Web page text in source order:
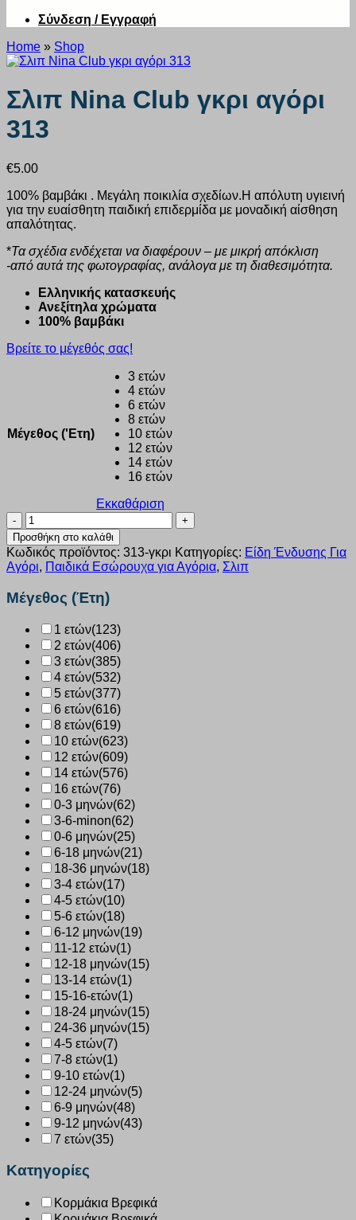
Σύνδεση / Εγγραφή
Home » Shop
Σλιπ Nina Club γκρι αγόρι
313
€5.00
100% βαμβάκι . Μεγάλη ποικιλία σχεδίων.Η απόλυτη υγιεινή
για την ευαίσθητη παιδική επιδερμίδα με μοναδική αίσθηση
απαλότητας.
*Τα σχέδια ενδέχεται να διαφέρουν – με μικρή απόκλιση
-από αυτά της φωτογραφίας, ανάλογα με τη διαθεσιμότητα.
Eλληνικής κατασκευής
Ανεξίτηλα χρώματα
100% βαμβάκι
Βρείτε το μέγεθός σας!
Μέγεθος ('Ετη)
3 ετών
4 ετών
6 ετών
8 ετών
10 ετών
12 ετών
14 ετών
16 ετών
Εκκαθάριση
Σλιπ
Nina
Club
γκρι
αγόρι
313
ποσότητα
Προσθήκη στο καλάθι
Κωδικός προϊόντος: 313-γκρι Κατηγορίες: Είδη Ένδυσης Για
Αγόρι, Παιδικά Εσώρουχα για Αγόρια, Σλιπ
Μέγεθος (Έτη)
1 ετών(123)
2 ετών(406)
3 ετών(385)
4 ετών(532)
5 ετών(377)
6 ετών(616)
8 ετών(619)
10 ετών(623)
12 ετών(609)
14 ετών(576)
16 ετών(76)
0-3 μηνών(62)
3-6-minon(62)
0-6 μηνών(25)
6-18 μηνών(21)
18-36 μηνών(18)
3-4 ετών(17)
4-5 ετών(10)
5-6 ετών(18)
6-12 μηνών(19)
11-12 ετών(1)
12-18 μηνών(15)
13-14 ετών(1)
15-16-ετών(1)
18-24 μηνών(15)
24-36 μηνών(15)
4-5 ετών(7)
7-8 ετών(1)
9-10 ετών(1)
12-24 μηνών(5)
6-9 μηνών(48)
9-12 μηνών(43)
7 ετών(35)
Κατηγορίες
Κορμάκια Βρεφικά